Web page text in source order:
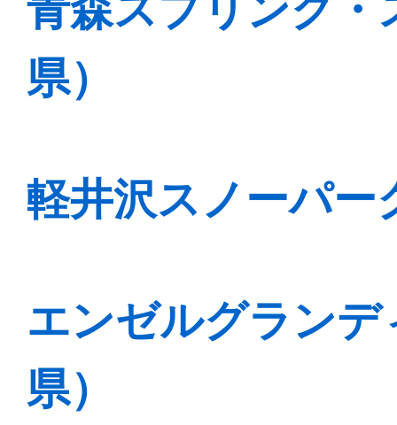
青森スプリング・
県）
軽井沢スノーパー
エンゼルグランデ
県）